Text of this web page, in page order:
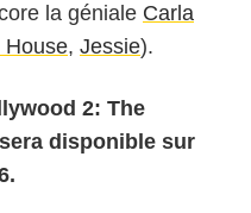
la géniale Carla
House, Jessie).
2: The
disponible sur